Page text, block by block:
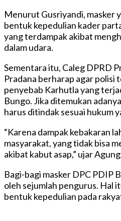
Menurut Gusriyandi, masker
bentuk kepedulian kader
yang terdampak akibat
dalam udara.
Sementara itu, Caleg DPRD
Pradana berharap agar polisi
penyebab Karhutla yang
Bungo. Jika ditemukan
harus ditindak sesuai hukum
“Karena dampak kebakaran
masyarakat, yang tidak bisa
akibat kabut asap,” ujar
Bagi-bagi masker DPC PDIP
oleh sejumlah pengurus. Hal
bentuk kepedulian pada